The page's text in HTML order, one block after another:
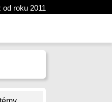
od roku 2011